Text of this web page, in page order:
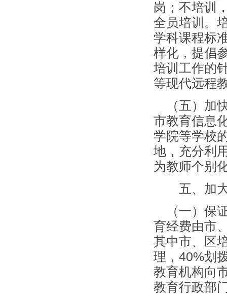
岗；不培训
全员培训。
学科课程标
样化，提倡
培训工作的
等现代远程
（五）加
市教育信息
学院等学校
地，充分利
为教师个别
五、加大
（一）保
育经费由市
其中市、区
理，40%划
教育机构向
教育行政部